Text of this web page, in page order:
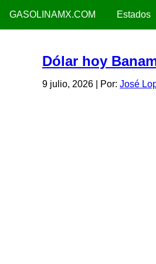
GASOLINAMX.COM Estados
Dólar hoy
9 julio, 2026 | Por: José